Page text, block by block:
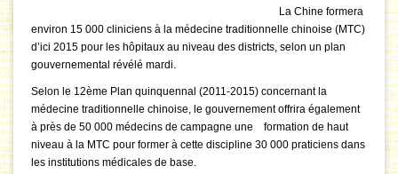
La Chine formera
environ 15 000 cliniciens à la médecine traditionnelle chinoise (MTC)
d’ici 2015 pour les hôpitaux au niveau des districts, selon un plan
gouvernemental révélé mardi.
Selon le 12ème Plan quinquennal (2011-2015) concernant la
médecine traditionnelle chinoise, le gouvernement offrira également
à près de 50 000 médecins de campagne une formation de haut
niveau à la MTC pour former à cette discipline 30 000 praticiens dans
les institutions médicales de base.